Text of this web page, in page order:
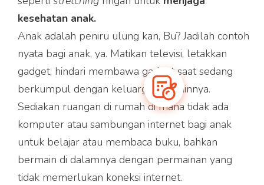
kesehatan anak.
Anak adalah peniru ulung kan, Bu? Jadilah contoh
nyata bagi anak, ya. Matikan televisi, letakkan
gadget, hindari membawa gadget saat sedang
berkumpul dengan keluarga dan lainnya.
Sediakan ruangan di rumah di mana tidak ada
komputer atau sambungan internet bagi anak
untuk belajar atau membaca buku, bahkan
bermain di dalamnya dengan permainan yang
tidak memerlukan koneksi internet.